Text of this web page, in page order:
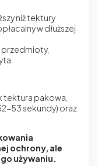
niż tektury
w dłuższej
tektura pakowa,
53 sekundy) oraz
ochrony, ale
używaniu.